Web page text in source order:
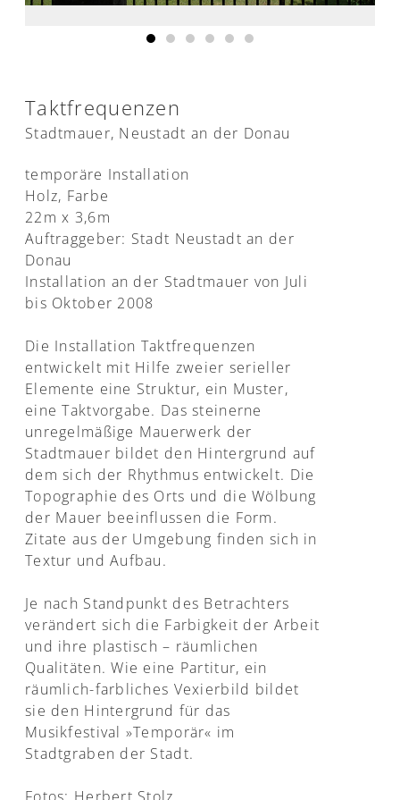
Taktfrequenzen
Stadtmauer, Neustadt an der Donau
temporäre Installation
Holz, Farbe
22m x 3,6m
Auftraggeber: Stadt Neustadt an der
Donau
Installation an der Stadtmauer von Juli
bis Oktober 2008
Die Installation Taktfrequenzen
entwickelt mit Hilfe zweier serieller
Elemente eine Struktur, ein Muster,
eine Taktvorgabe. Das steinerne
unregelmäßige Mauerwerk der
Stadtmauer bildet den Hintergrund auf
dem sich der Rhythmus entwickelt. Die
Topographie des Orts und die Wölbung
der Mauer beeinflussen die Form.
Zitate aus der Umgebung finden sich in
Textur und Aufbau.
Je nach Standpunkt des Betrachters
verändert sich die Farbigkeit der Arbeit
und ihre plastisch – räumlichen
Qualitäten. Wie eine Partitur, ein
räumlich-farbliches Vexierbild bildet
sie den Hintergrund für das
Musikfestival »Temporär« im
Stadtgraben der Stadt.